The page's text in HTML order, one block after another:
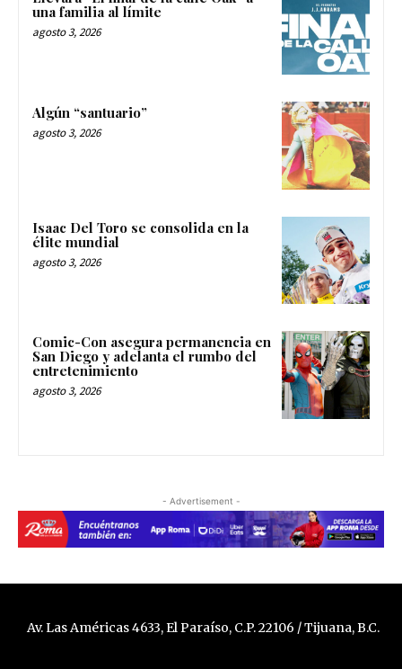
una familia al límite
agosto 3, 2026
Algún “santuario”
agosto 3, 2026
Isaac Del Toro se consolida en la
élite mundial
agosto 3, 2026
Comic-Con asegura permanencia en
San Diego y adelanta el rumbo del
entretenimiento
agosto 3, 2026
- Advertisement -
Av. Las Américas 4633, El Paraíso, C.P. 22106 / Tijuana, B.C.